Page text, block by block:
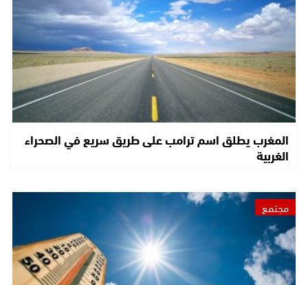
المغرب يطلق اسم ترامب على طريق سريع في الصحراء
الغربية
مجتمع